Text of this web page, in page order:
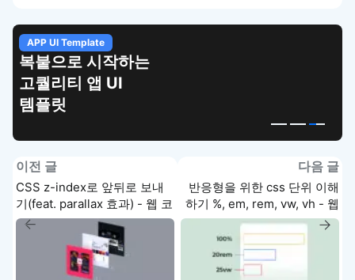
APP UI Template
복붙으로 시작하는
고퀄리티 앱 UI
템플릿
이전 글
CSS z-index로 앞뒤로 보내
기(feat. parallax 효과) - 웹 코
딩 강좌
다음 글
반응형을 위한 css 단위 이해
하기 %, em, rem, vw, vh - 웹
코딩 강좌